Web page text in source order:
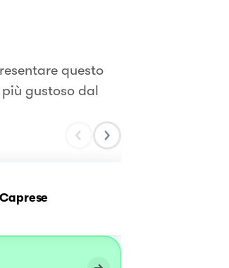
questo
gustoso dal